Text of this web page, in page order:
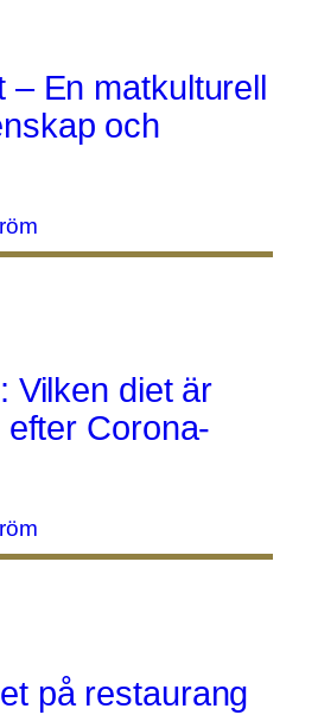
– En matkulturell
och
Vilken diet är
efter Corona-
på restaurang